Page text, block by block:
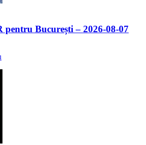
București – 2026-08-07